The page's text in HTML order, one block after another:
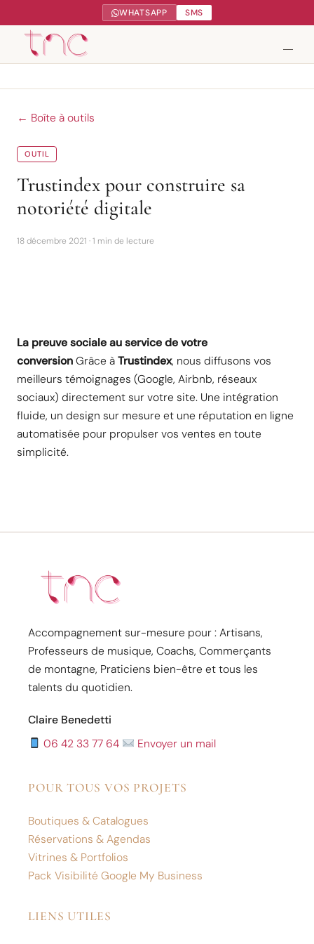
WHATSAPP SMS
Gestion réseaux sociaux
← Boîte à outils
OUTIL
Trustindex pour construire sa
notoriété digitale
18 décembre 2021 · 1 min de lecture
La preuve sociale au service de votre
conversionGrâce àTrustindex, nous diffusons vos
meilleurs témoignages (Google, Airbnb, réseaux
sociaux) directement sur votre site. Une intégration
fluide, un design sur mesure et une réputation en ligne
automatisée pour propulser vos ventes en toute
simplicité.
Accompagnement sur-mesure pour : Artisans,
Professeurs de musique, Coachs, Commerçants
de montagne, Praticiens bien-être et tous les
talents du quotidien.
Claire Benedetti
06 42 33 77 64
Envoyer un mail
POUR TOUS VOS PROJETS
Boutiques & Catalogues
Réservations & Agendas
Vitrines & Portfolios
Pack Visibilité Google My Business
LIENS UTILES